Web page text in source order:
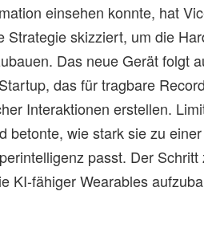
einsehen konnte, hat
Strategie skizziert, um die
Das neue Gerät folgt
das für tragbare
Interaktionen erstellen.
betonte, wie stark sie zu einer
passt. Der Schritt
KI-fähiger Wearables